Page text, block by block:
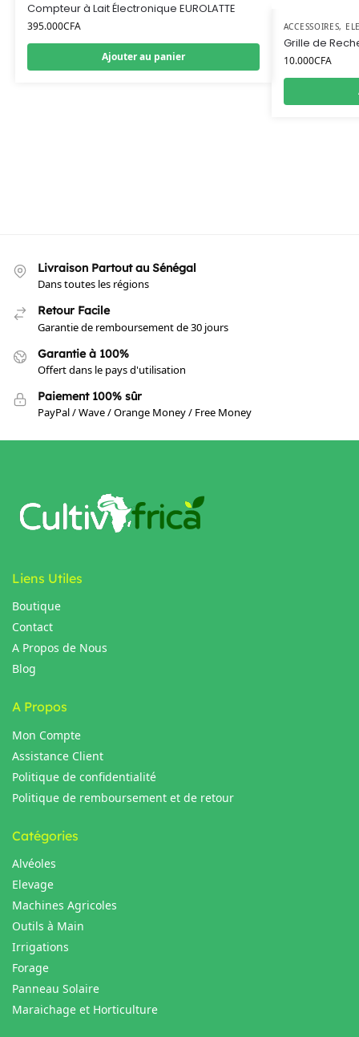
Compteur à Lait Électronique EUROLATTE
395.000CFA
Ajouter au panier
ACCESSOIRES,
Grille de
10.000CFA
Livraison Partout au Sénégal
Dans toutes les régions
Retour Facile
Garantie de remboursement de 30 jours
Garantie à 100%
Offert dans le pays d'utilisation
Paiement 100% sûr
PayPal / Wave / Orange Money / Free Money
Liens Utiles
Boutique
Contact
A Propos de Nous
Blog
A Propos
Mon Compte
Assistance Client
Politique de confidentialité
Politique de remboursement et de retour
Catégories
Alvéoles
Elevage
Machines Agricoles
Outils à Main
Irrigations
Forage
Panneau Solaire
Maraichage et Horticulture